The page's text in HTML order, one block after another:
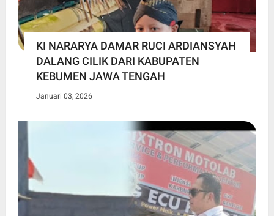
KI NARARYA DAMAR RUCI ARDIANSYAH
DALANG CILIK DARI KABUPATEN
KEBUMEN JAWA TENGAH
Januari 03, 2026